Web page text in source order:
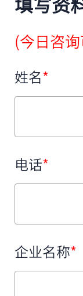
填写资
(今日咨
姓名*
电话*
企业名称*